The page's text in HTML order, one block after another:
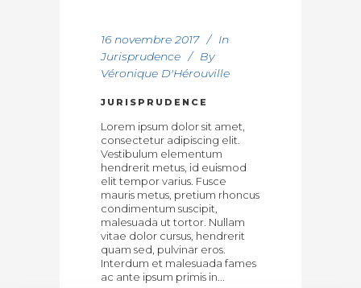
16 novembre 2017
In
Jurisprudence
By
Véronique D'Hérouville
JURISPRUDENCE
Lorem ipsum dolor sit amet,
consectetur adipiscing elit.
Vestibulum elementum
hendrerit metus, id euismod
elit tempor varius. Fusce
mauris metus, pretium rhoncus
condimentum suscipit,
malesuada ut tortor. Nullam
vitae dolor cursus, hendrerit
quam sed, pulvinar eros.
Interdum et malesuada fames
ac ante ipsum primis in...